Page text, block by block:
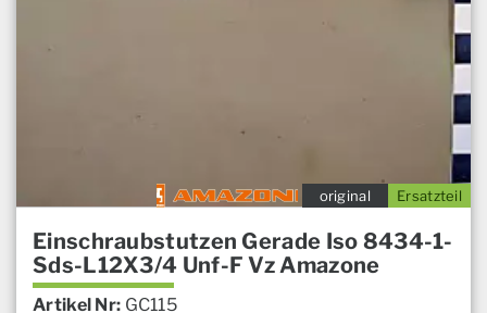
Ersatzteil
original
Einschraubstutzen Gerade Iso 8434-1-
Sds-L12X3/4 Unf-F Vz Amazone
Artikel Nr: GC115